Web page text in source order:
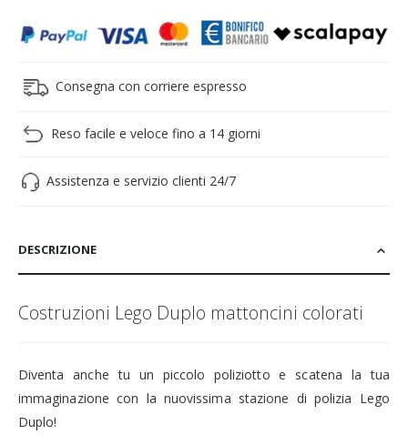
Consegna con corriere espresso
Reso facile e veloce fino a 14 giorni
Assistenza e servizio clienti 24/7
DESCRIZIONE
Costruzioni Lego Duplo mattoncini colorati
Diventa anche tu un piccolo poliziotto e scatena la tua
immaginazione con la nuovissima stazione di polizia Lego
Duplo!